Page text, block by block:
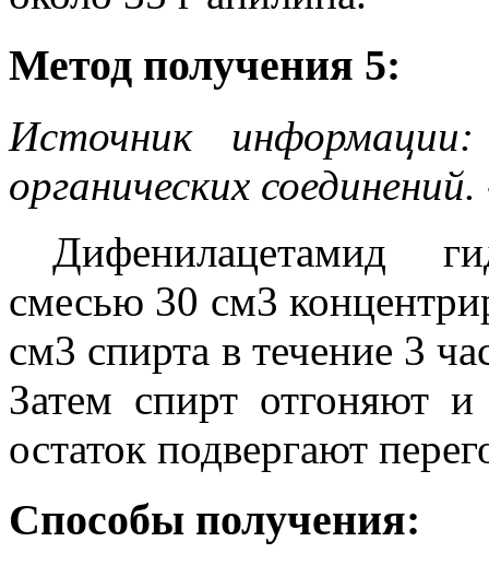
Метод получения 5:
Источник
органических
Дифенилацетамид
смесью 30 см3
см3 спирта в течение 3
Затем спирт отгоняют
остаток подвергают
Способы получения: